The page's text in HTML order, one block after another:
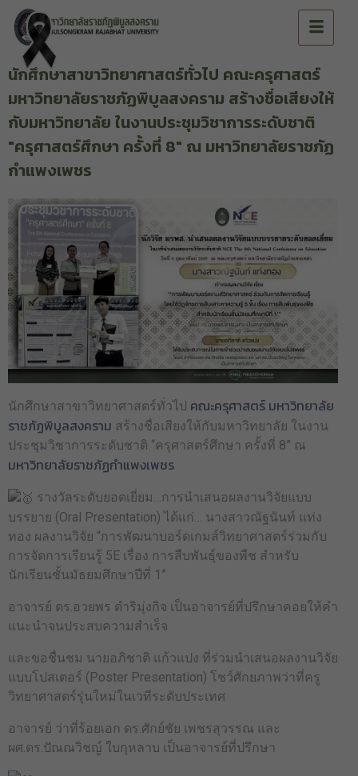
นักศึกษาสาขาวิทยาศาสตร์ทั่วไป คณะครุศาสตร์
มหาวิทยาลัยราชภัฏพิบูลสงคราม สร้างชื่อเสียงให้
กับมหาวิทยาลัย ในงานประชุมวิชาการระดับชาติ
"ครุศาสตร์ศึกษา ครั้งที่ 8" ณ มหาวิทยาลัยราชภัฏ
กำแพงเพชร
นักศึกษาสาขาวิทยาศาสตร์ทั่วไป คณะครุศาสตร์ มหาวิทยาลัย
ราชภัฏพิบูลสงคราม สร้างชื่อเสียงให้กับมหาวิทยาลัย ในงาน
ประชุมวิชาการระดับชาติ “ครุศาสตร์ศึกษา ครั้งที่ 8” ณ
มหาวิทยาลัยราชภัฏกำแพงเพชร
รางวัลระดับยอดเยี่ยม…การนำเสนอผลงานวิจัยแบบ
บรรยาย (Oral Presentation) ได้แก่… นางสาวณัฐนันท์ แท่ง
ทอง ผลงานวิจัย “การพัฒนาบอร์ดเกมส์วิทยาศาสตร์ร่วมกับ
การจัดการเรียนรู้ 5E เรื่อง การสืบพันธุ์ของพืช สำหรับ
นักเรียนชั้นมัธยมศึกษาปีที่ 1”
อาจารย์ ดร.อวยพร ดำริมุ่งกิจ เป็นอาจารย์ที่ปรึกษาคอยให้คำ
แนะนำจนประสบความสำเร็จ
และขอชื่นชม นายอภิชาติ แก้วแปง ที่ร่วมนำเสนอผลงานวิจัย
แบบโปสเตอร์ (Poster Presentation) โชว์ศักยภาพว่าที่ครู
วิทยาศาสตร์รุ่นใหม่ในเวทีระดับประเทศ
อาจารย์ ว่าที่ร้อยเอก ดร.ศักย์ชัย เพชรสุวรรณ และ
ผศ.ดร.ปัณณวิชญ์ ใบกุหลาบ เป็นอาจารย์ที่ปรึกษา